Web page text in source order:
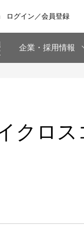
ログイン／会員登録
企業・採用情報
クロス